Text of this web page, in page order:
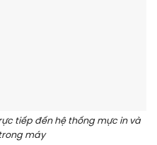
tiếp đến hệ thống mực in và
máy